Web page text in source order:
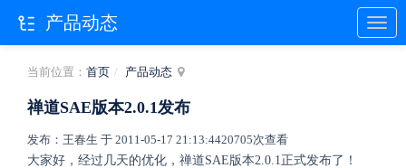
当前位置： 首页 产品动态
禅道SAE版本2.0.1发布
发布：王春生 于 2011-05-17 21:13:4420705次查看
大家好，经过几天的优化，禅道SAE版本2.0.1正式发布了！
产品动态